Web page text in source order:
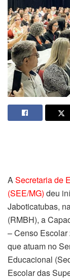
ASecretaria de
(SEE/MG) deu
Jaboticatubas,
(RMBH), a
– Censo
que atuam no
Educacional
Escolar das